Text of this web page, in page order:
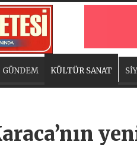
GÜNDEM KÜLTÜR SANAT